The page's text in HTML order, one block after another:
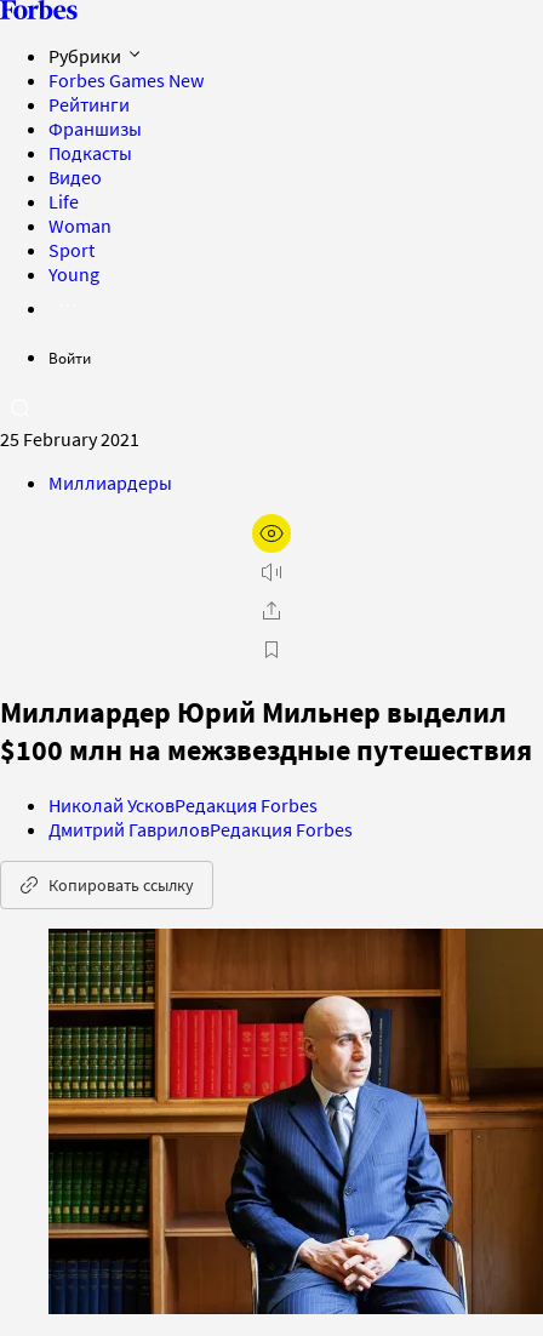
Рубрики
Forbes Games New
Рейтинги
Франшизы
Подкасты
Видео
Life
Woman
Sport
Young
Войти
25 February 2021
Миллиардеры
Миллиардер Юрий Мильнер выделил
$100 млн на межзвездные путешествия
Николай УсковРедакция Forbes
Дмитрий ГавриловРедакция Forbes
Копировать ссылку